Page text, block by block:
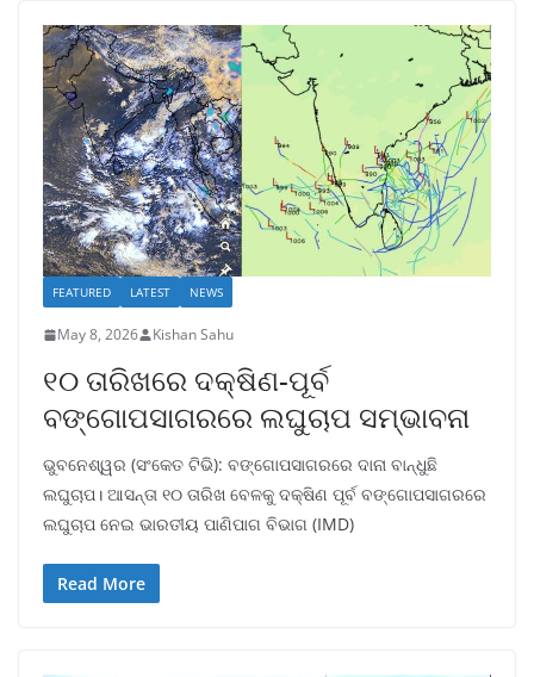
FEATURED LATEST NEWS
May 8, 2026 Kishan Sahu
୧୦ ତାରିଖରେ ଦକ୍ଷିଣ-ପୂର୍ବ
ବଙ୍ଗୋପସାଗରରେ ଲଘୁଚାପ ସମ୍ଭାବନା
ଭୁବନେଶ୍ୱର (ସଂକେତ ଟିଭି): ବଙ୍ଗୋପସାଗରରେ ଦାନା ବାନ୍ଧୁଛି
ଲଘୁଚାପ। ଆସନ୍ତା ୧୦ ତାରିଖ ବେଳକୁ ଦକ୍ଷିଣ ପୂର୍ବ ବଙ୍ଗୋପସାଗରରେ
ଲଘୁଚାପ ନେଇ ଭାରତୀୟ ପାଣିପାଗ ବିଭାଗ (IMD)
Read More